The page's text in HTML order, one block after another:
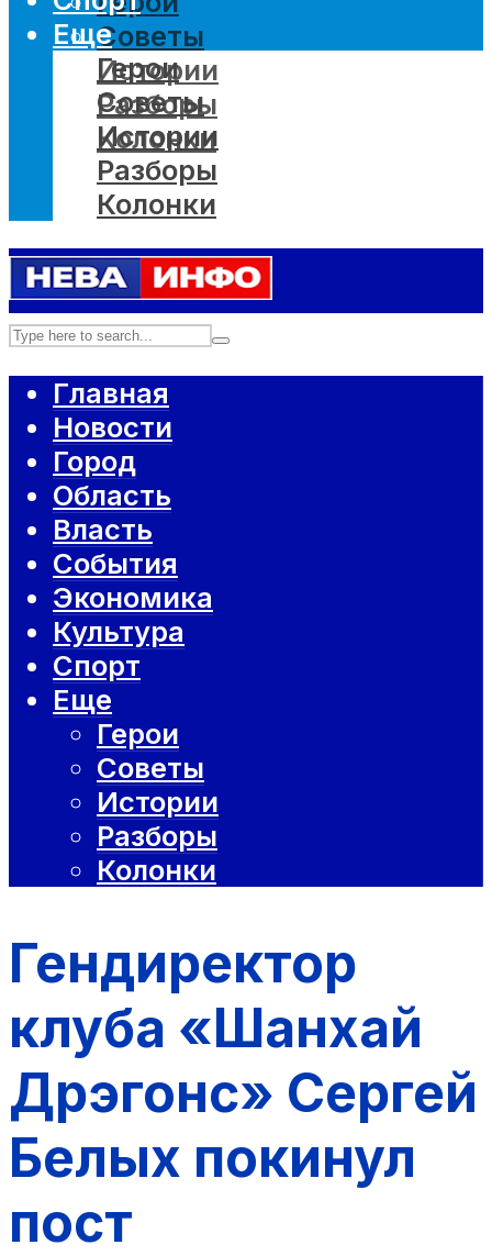
Советы
Истории
Разборы
Колонки
Еще
Герои
Советы
Истории
Разборы
Колонки
Главная
Новости
Город
Область
Власть
События
Экономика
Культура
Спорт
Еще
Герои
Советы
Истории
Разборы
Колонки
Гендиректор
клуба «Шанхай
Дрэгонс» Сергей
Белых покинул
пост